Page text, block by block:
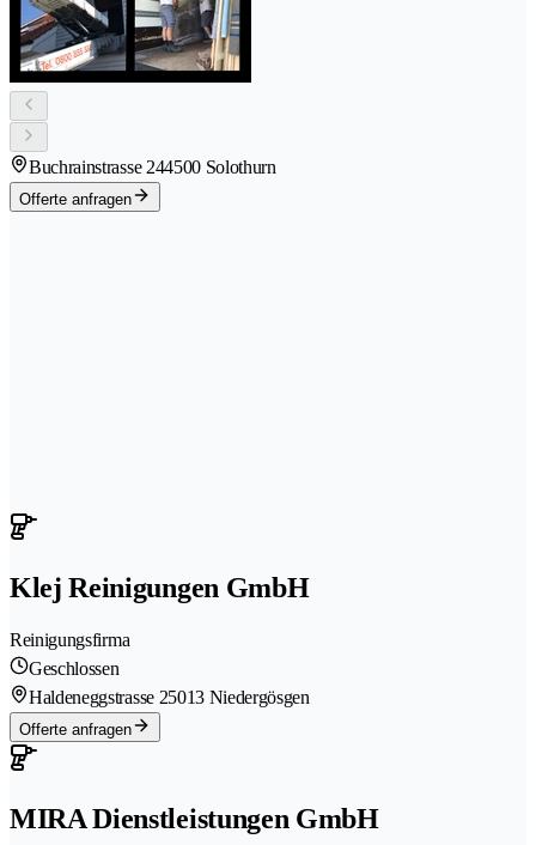
Buchrainstrasse 244500 Solothurn
Offerte anfragen
Klej Reinigungen GmbH
Reinigungsfirma
Geschlossen
Haldeneggstrasse 25013 Niedergösgen
Offerte anfragen
MIRA Dienstleistungen GmbH